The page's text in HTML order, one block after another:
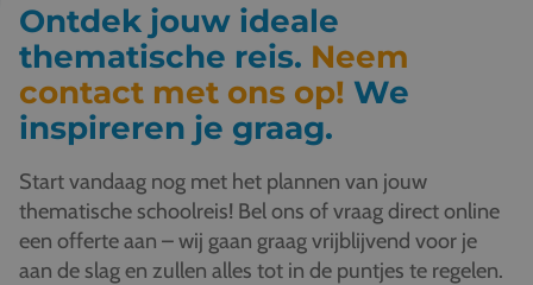
Ontdek jouw ideale
thematische reis. Neem
contact met ons op! We
inspireren je graag.
Start vandaag nog met het plannen van jouw
thematische schoolreis! Bel ons of vraag direct online
een offerte aan – wij gaan graag vrijblijvend voor je
aan de slag en zullen alles tot in de puntjes te regelen.